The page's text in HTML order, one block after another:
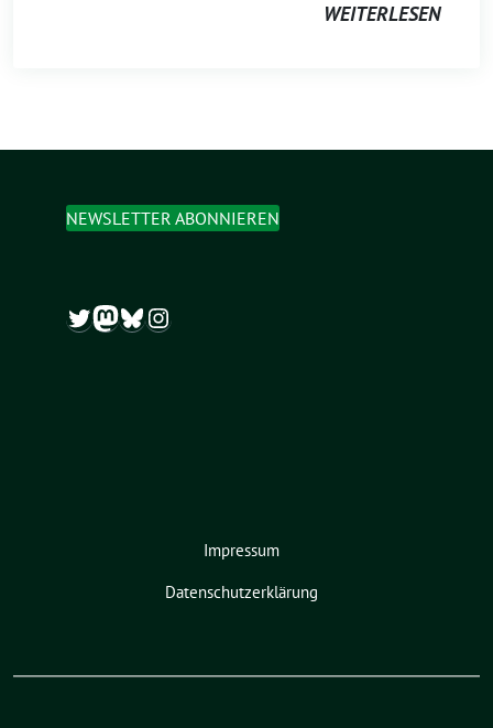
WEITERLESEN
NEWSLETTER ABONNIEREN
Twitter
Mastodon
Bluesky
Instagram
Impressum
Datenschutzerklärung